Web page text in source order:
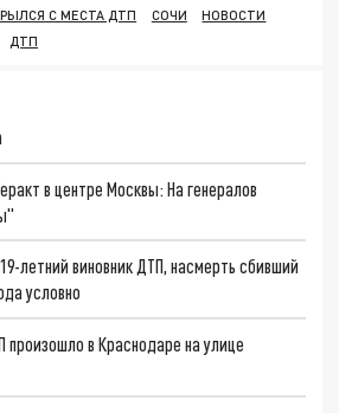
С МЕСТА ДТП СОЧИ
НОВОСТИ
ДТП
в центре Москвы: На генералов
летний виновник ДТП, насмерть сбивший
условно
в Краснодаре на улице